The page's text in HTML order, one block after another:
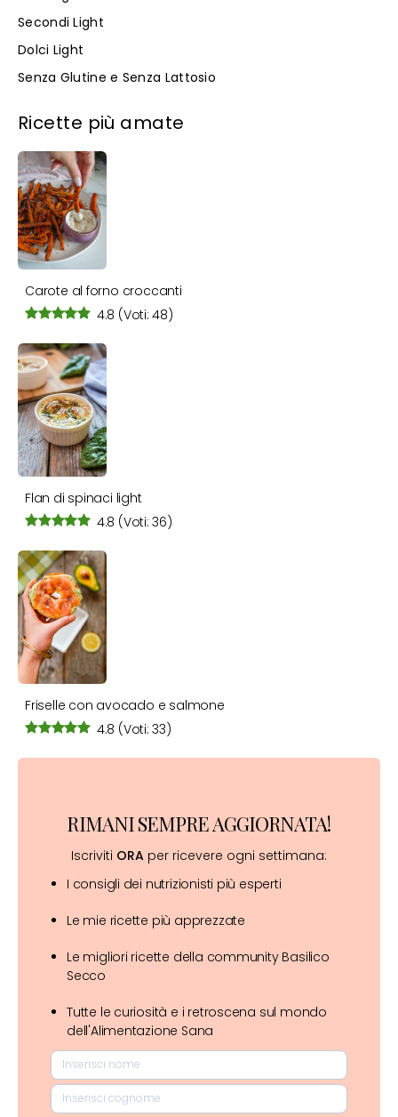
Secondi Light
Dolci Light
Senza Glutine e Senza Lattosio
Ricette più amate
Carote al forno croccanti
4.8 (Voti: 48)
Flan di spinaci light
4.8 (Voti: 36)
Friselle con avocado e salmone
4.8 (Voti: 33)
RIMANI SEMPRE AGGIORNATA!
Iscriviti ORA per ricevere ogni settimana:
I consigli dei nutrizionisti più esperti
Le mie ricette più apprezzate
Le migliori ricette della community Basilico
Secco
Tutte le curiosità e i retroscena sul mondo
dell'Alimentazione Sana